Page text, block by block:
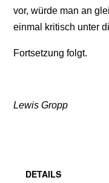
vor, würde man an
einmal kritisch unter
Fortsetzung folgt.
Lewis Gropp
DETAILS